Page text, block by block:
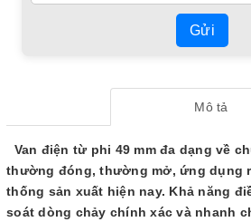
Gửi
Mô tả
Van điện từ phi 49 mm đa dạng về
thường đóng, thường mở, ứng dụng
thống sản xuất hiện nay. Khả năng
soát dòng chảy chính xác và nhanh